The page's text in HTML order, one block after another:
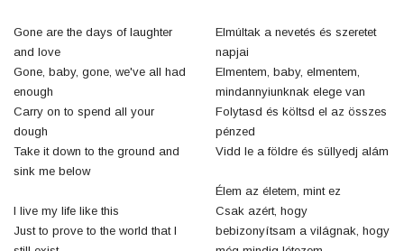
Gone are the days of laughter
and love
Gone, baby, gone, we've all had
enough
Carry on to spend all your
dough
Take it down to the ground and
sink me below
I live my life like this
Just to prove to the world that I
Elmúltak a nevetés és szeretet
napjai
Elmentem, baby, elmentem,
mindannyiunknak elege van
Folytasd és költsd el az összes
pénzed
Vidd le a földre és süllyedj alám
Élem az életem, mint ez
Csak azért, hogy
bebizonyítsam a világnak, hogy